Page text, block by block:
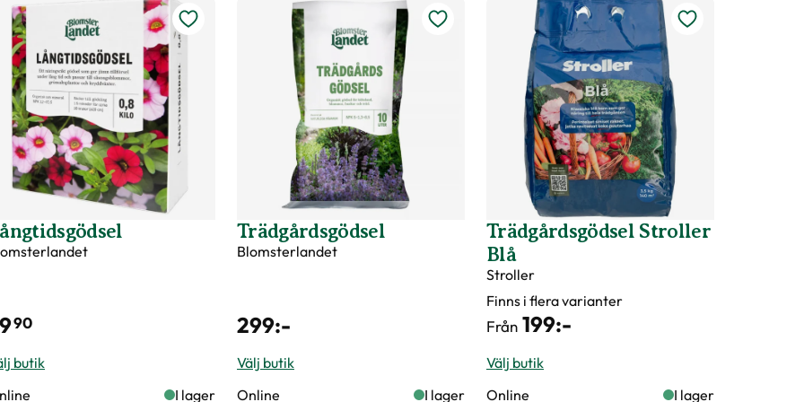
90
butik
I lager
Trädgårdsgödsel
Blomsterlandet
299:-
Välj butik
Online
I lager
Trädgårdsgödsel Stroller
Blå
Stroller
Finns i flera varianter
Från 199:-
Välj butik
Online
I lager